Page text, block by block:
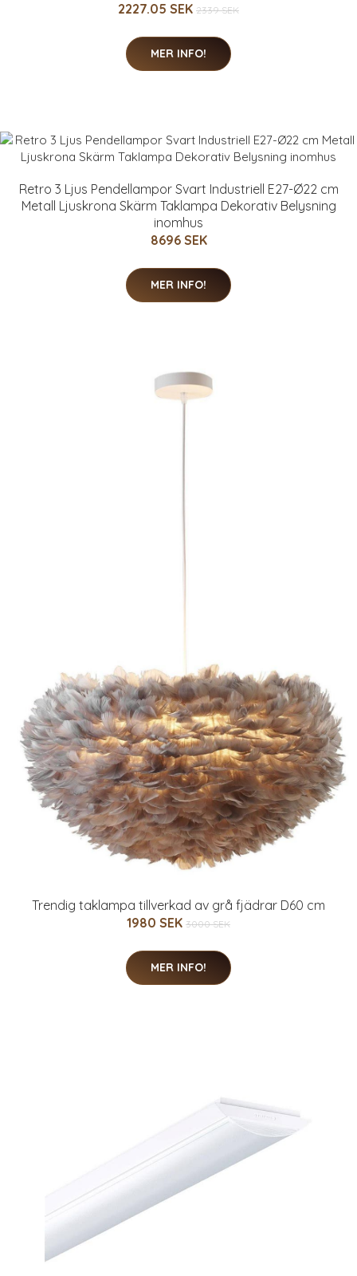
2227.05 SEK 2339 SEK
MER INFO!
Retro 3 Ljus Pendellampor Svart Industriell E27-Ø22 cm
Metall Ljuskrona Skärm Taklampa Dekorativ Belysning
inomhus
8696 SEK
MER INFO!
Trendig taklampa tillverkad av grå fjädrar D60 cm
1980 SEK 3000 SEK
MER INFO!